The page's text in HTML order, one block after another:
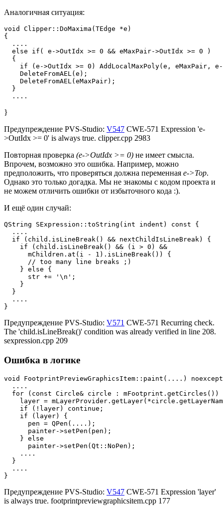
Аналогичная ситуация:
void Clipper::DoMaxima(TEdge *e)
{
  ....
  else if( e->OutIdx >= 0 && eMaxPair->OutIdx >= 0 )
  {
if (e->OutIdx >= 0) AddLocalMaxPoly(e, eMaxPair,
    DeleteFromAEL(e);
    DeleteFromAEL(eMaxPair);
  }
  ....
}
Предупреждение PVS-Studio: V547 CWE-571 Expression 'e-
>OutIdx >= 0' is always true. clipper.cpp 2983
Повторная проверка (e->OutIdx >= 0) не имеет смысла.
Впрочем, возможно это ошибка. Например, можно
предположить, что проверяться должна переменная e->Top.
Однако это только догадка. Мы не знакомы с кодом проекта и
не можем отличить ошибки от избыточного кода :).
И ещё один случай:
QString SExpression::toString(int indent) const {
  ....
  if (child.isLineBreak() && nextChildIsLineBreak) {
    if (child.isLineBreak() && (i > 0) &&
      mChildren.at(i - 1).isLineBreak()) {
      // too many line breaks ;)
    } else {
      str += '\n';
    }
  }
  ....
}
Предупреждение PVS-Studio: V571 CWE-571 Recurring check.
The 'child.isLineBreak()' condition was already verified in line 208.
sexpression.cpp 209
Ошибка в логике
void FootprintPreviewGraphicsItem::paint(....)
  ....
for (const Circle& circle : mFootprint.getCircles())
layer =
if (!layer) continue;
if (layer) {
      pen = QPen(....);
      painter->setPen(pen);
    } else
      painter->setPen(Qt::NoPen);
    ....
  }
  ....
}
Предупреждение PVS-Studio: V547 CWE-571 Expression 'layer'
is always true. footprintpreviewgraphicsitem.cpp 177